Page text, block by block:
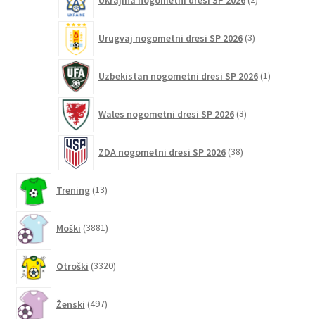
izdelka
Urugvaj nogometni dresi SP 2026 3izdelki
Uzbekistan nogometni dresi SP 2026 1izdelek
Wales nogometni dresi SP 2026 3izdelki
ZDA nogometni dresi SP 2026 38izdelkov
Trening 13izdelkov
Moški 3881izdelkov
Otroški 3320izdelkov
Ženski 497izdelkov